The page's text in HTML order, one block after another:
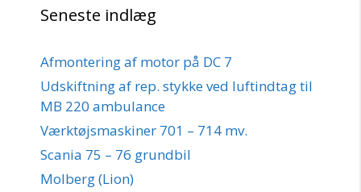
Seneste indlæg
Afmontering af motor på DC 7
Udskiftning af rep. stykke ved luftindtag til
MB 220 ambulance
Værktøjsmaskiner 701 – 714 mv.
Scania 75 – 76 grundbil
Molberg (Lion)